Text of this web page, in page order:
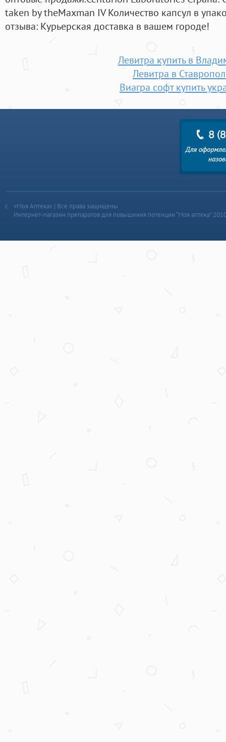
taken by theMaxman IV Количество капсул в
отзыва: Курьерская доставка в вашем городе!
Левитра купить в
Левитра в
Виагра софт купить
«Моя Аптека» | Все права защищены
Интернет-магазин препаратов для повышения потенции “Моя аптека”